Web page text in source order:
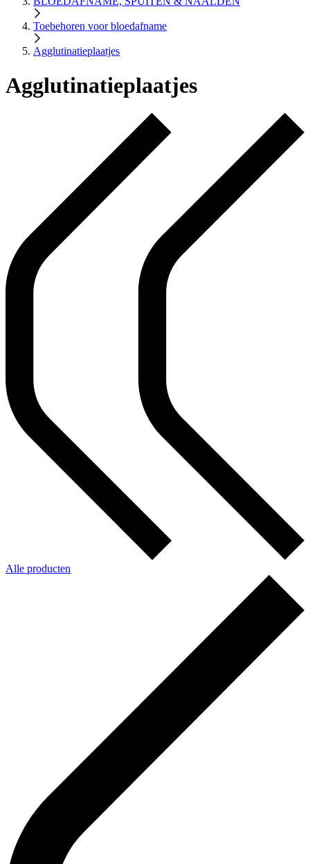
Toebehoren voor bloedafname
Agglutinatieplaatjes
Agglutinatieplaatjes
Alle producten